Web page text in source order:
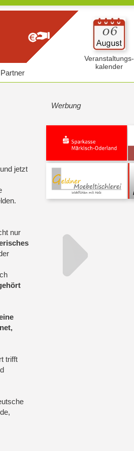
Veranstaltungs-
kalender
Partner
jetzt
nur
trifft
Werbung